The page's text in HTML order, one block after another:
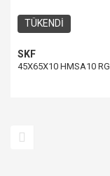
TÜKENDİ
SKF
45X65X10 HMSA10 RG